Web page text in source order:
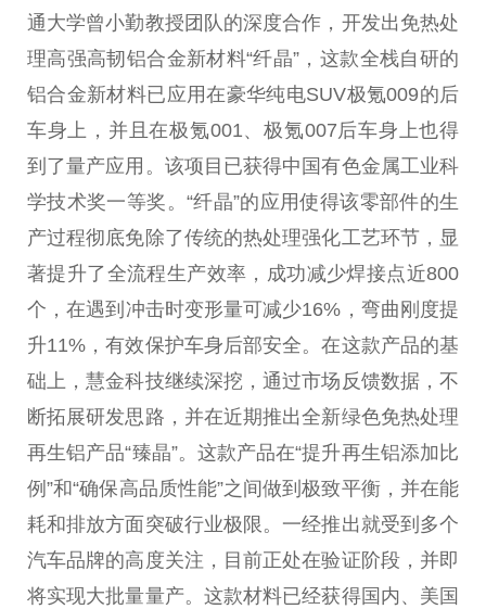
通大学曾小勤教授团队的深度合作，开发出免热处
理高强高韧铝合金新材料“纤晶”，这款全栈自研的
铝合金新材料已应用在豪华纯电SUV极氪009的后
车身上，并且在极氪001、极氪007后车身上也得
到了量产应用。该项目已获得中国有色金属工业科
学技术奖一等奖。“纤晶”的应用使得该零部件的生
产过程彻底免除了传统的热处理强化工艺环节，显
著提升了全流程生产效率，成功减少焊接点近800
个，在遇到冲击时变形量可减少16%，弯曲刚度提
升11%，有效保护车身后部安全。在这款产品的基
础上，慧金科技继续深挖，通过市场反馈数据，不
断拓展研发思路，并在近期推出全新绿色免热处理
再生铝产品“臻晶”。这款产品在“提升再生铝添加比
例”和“确保高品质性能”之间做到极致平衡，并在能
耗和排放方面突破行业极限。一经推出就受到多个
汽车品牌的高度关注，目前正处在验证阶段，并即
将实现大批量量产。这款材料已经获得国内、美国